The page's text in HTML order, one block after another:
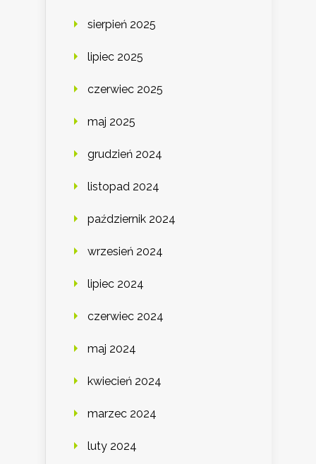
sierpień 2025
lipiec 2025
czerwiec 2025
maj 2025
grudzień 2024
listopad 2024
październik 2024
wrzesień 2024
lipiec 2024
czerwiec 2024
maj 2024
kwiecień 2024
marzec 2024
luty 2024